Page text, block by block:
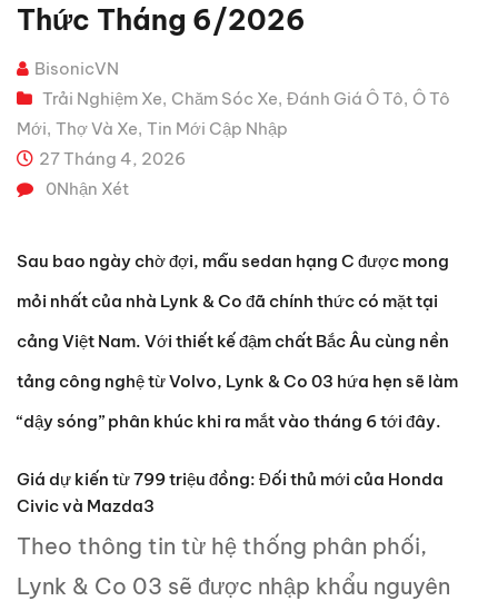
Thức Tháng 6/2026
BisonicVN
Trải Nghiệm Xe, Chăm Sóc Xe, Đánh Giá Ô Tô, Ô Tô
Mới, Thợ Và Xe, Tin Mới Cập Nhập
27 Tháng 4, 2026
0Nhận Xét
Sau bao ngày chờ đợi, mẫu sedan hạng C được mong
mỏi nhất của nhà Lynk & Co đã chính thức có mặt tại
cảng Việt Nam. Với thiết kế đậm chất Bắc Âu cùng nền
tảng công nghệ từ Volvo, Lynk & Co 03 hứa hẹn sẽ làm
“dậy sóng” phân khúc khi ra mắt vào tháng 6 tới đây.
Giá dự kiến từ 799 triệu đồng: Đối thủ mới của Honda
Civic và Mazda3
Theo thông tin từ hệ thống phân phối,
Lynk & Co 03 sẽ được nhập khẩu nguyên